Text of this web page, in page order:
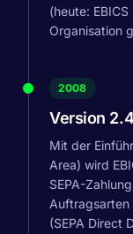
(heute:
Organisation
2008
Version
Mit der
Area) wird
SEPA-
Auftragsarten
(SEPA Direct